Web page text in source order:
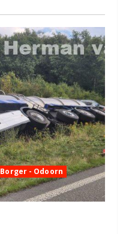
Borger - Odoorn